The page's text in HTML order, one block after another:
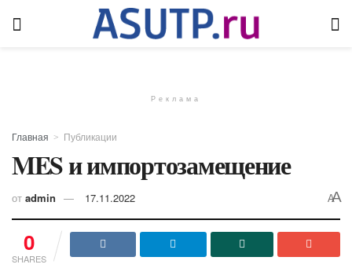
Реклама
Главная Публикации
MES и импортозамещение
от admin 17.11.2022 AA
0
SHARES